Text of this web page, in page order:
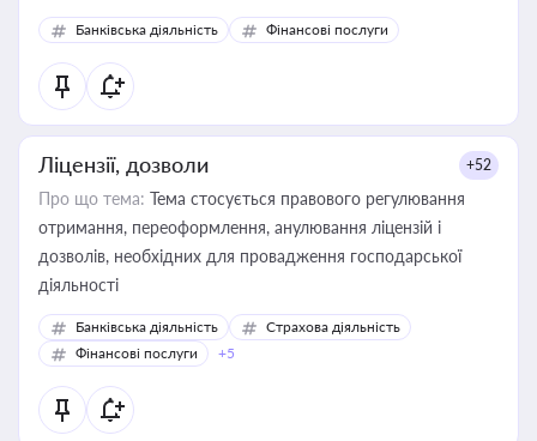
Банківська діяльність Фінансові послуги
Ліцензії, дозволи +52
Про що тема: Тема стосується правового регулювання
отримання, переоформлення, анулювання ліцензій і
дозволів, необхідних для провадження господарської
діяльності
Банківська діяльність
Страхова діяльність
Фінансові послуги
+5